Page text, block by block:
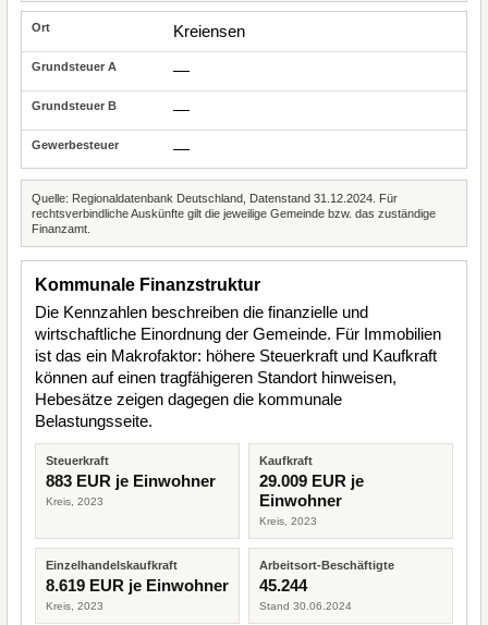
Kreiensen
—
—
—
Quelle: Regionaldatenbank Deutschland, Datenstand 31.12.2024. Für
rechtsverbindliche Auskünfte gilt die jeweilige Gemeinde bzw. das zuständige
Finanzamt.
Kommunale Finanzstruktur
Die Kennzahlen beschreiben die finanzielle und
wirtschaftliche Einordnung der Gemeinde. Für Immobilien
ist das ein Makrofaktor: höhere Steuerkraft und Kaufkraft
können auf einen tragfähigeren Standort hinweisen,
Hebesätze zeigen dagegen die kommunale
Belastungsseite.
Steuerkraft
883 EUR je Einwohner
Kreis, 2023
Kaufkraft
29.009 EUR je
Einwohner
Kreis, 2023
Einzelhandelskaufkraft
8.619 EUR je Einwohner
Kreis, 2023
Arbeitsort-Beschäftigte
45.244
Stand 30.06.2024